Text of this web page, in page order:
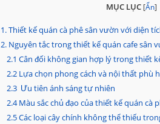
MỤC LỤC [Ẩn]
1. Thiết kế quán cà phê sân vườn với diện
2. Nguyên tắc trong thiết kế quán cafe sân
2.1 Cân đối không gian hợp lý trong thiết
2.2Lựa chọn phong cách và nội thất phù
2.3Ưu tiên ánh sáng tự nhiên
2.4Màu sắc chủ đạo của thiết kế quán cà
2.5Các loại cây chính không thể thiếu